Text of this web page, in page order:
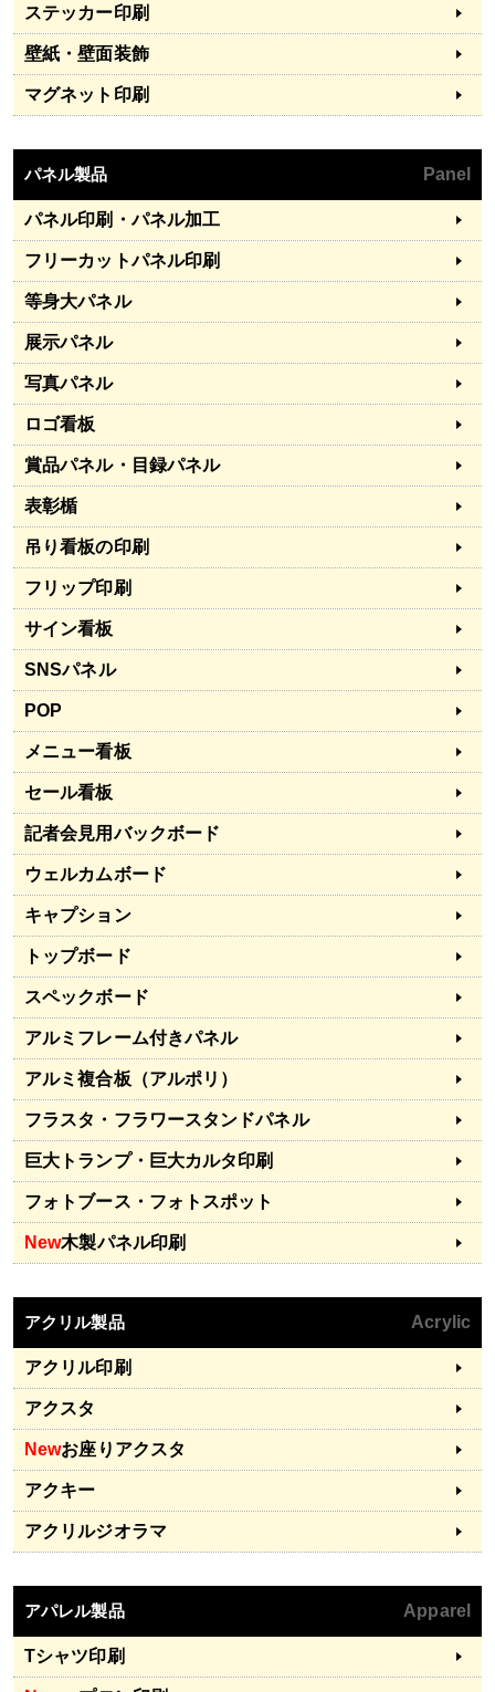
ステッカー印刷
壁紙・壁面装飾
マグネット印刷
パネル製品 Panel
パネル印刷・パネル加工
フリーカットパネル印刷
等身大パネル
展示パネル
写真パネル
ロゴ看板
賞品パネル・目録パネル
表彰楯
吊り看板の印刷
フリップ印刷
サイン看板
SNSパネル
POP
メニュー看板
セール看板
記者会見用バックボード
ウェルカムボード
キャプション
トップボード
スペックボード
アルミフレーム付きパネル
アルミ複合板（アルポリ）
フラスタ・フラワースタンドパネル
巨大トランプ・巨大カルタ印刷
フォトブース・フォトスポット
New木製パネル印刷
アクリル製品 Acrylic
アクリル印刷
アクスタ
Newお座りアクスタ
アクキー
アクリルジオラマ
アパレル製品 Apparel
Tシャツ印刷